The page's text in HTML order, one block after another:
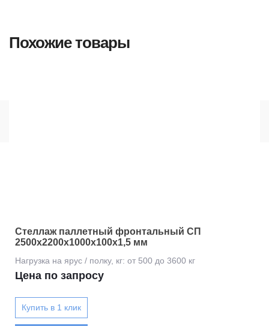
Похожие товары
Стеллаж паллетный фронтальный СП
2500х2200х1000х100х1,5 мм
Цена по запросу